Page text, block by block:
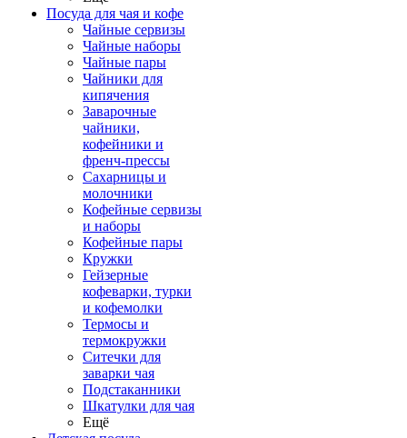
Посуда для чая и кофе
Чайные сервизы
Чайные наборы
Чайные пары
Чайники для
кипячения
Заварочные
чайники,
кофейники и
френч-прессы
Сахарницы и
молочники
Кофейные сервизы
и наборы
Кофейные пары
Кружки
Гейзерные
кофеварки, турки
и кофемолки
Термосы и
термокружки
Ситечки для
заварки чая
Подстаканники
Шкатулки для чая
Ещё